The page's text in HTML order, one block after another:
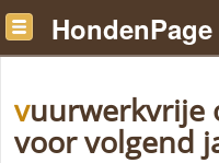
HondenPage
vuurwerkvrije omgeving gezocht
voor volgend